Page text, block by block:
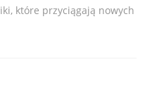
które przyciągają nowych